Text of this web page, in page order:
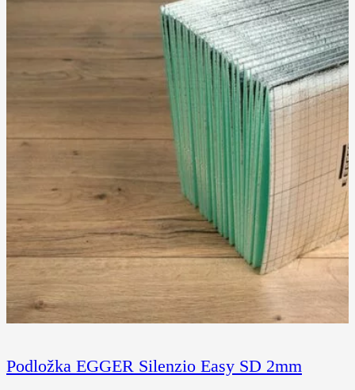
Podložka EGGER Silenzio Easy SD 2mm